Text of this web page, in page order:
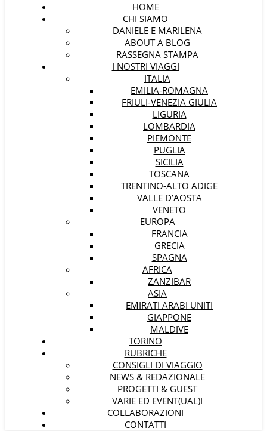
HOME
CHI SIAMO
DANIELE E MARILENA
ABOUT A BLOG
RASSEGNA STAMPA
I NOSTRI VIAGGI
ITALIA
EMILIA-ROMAGNA
FRIULI-VENEZIA GIULIA
LIGURIA
LOMBARDIA
PIEMONTE
PUGLIA
SICILIA
TOSCANA
TRENTINO-ALTO ADIGE
VALLE D’AOSTA
VENETO
EUROPA
FRANCIA
GRECIA
SPAGNA
AFRICA
ZANZIBAR
ASIA
EMIRATI ARABI UNITI
GIAPPONE
MALDIVE
TORINO
RUBRICHE
CONSIGLI DI VIAGGIO
NEWS & REDAZIONALE
PROGETTI & GUEST
VARIE ED EVENT(UAL)I
COLLABORAZIONI
CONTATTI